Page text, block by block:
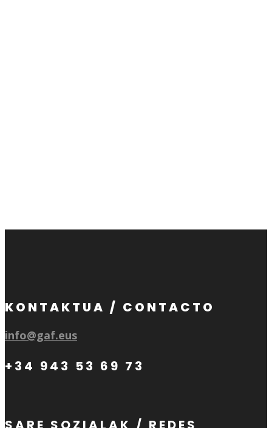
KONTAKTUA / CONTACTO
info@gaf.eus
+34 943 53 69 73